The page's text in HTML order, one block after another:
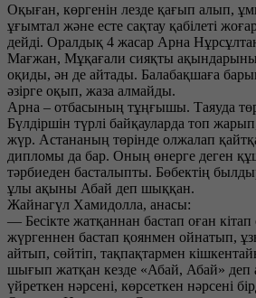
Оқыған, көргенін лезде қағып алып,
ұғымтал және есте сақтау қабілеті
дейді. Оралдық 4 жасар Арна
Мағжан, Мұқағали сияқты
оқиды, ән де айтады. Балабақшаға
әзірге оқып, жаза алмайды.
Арна – отбасының тұңғышы. Таяуда
Бүлдіршін түрлі байқауларда топ
жүр. Астананың төрінде олжалап
дипломы да бар. Оның өнерге деген
тәрбиеден басталыпты. Бөбектің
ұлы ақыны Абай деп шыққан.
Жайнагүл Хамидолла, анасы:
— Бесікте жатқаннан бастап оған
жүргеннен бастап қоянмен ойнатып,
айтып, сөйтіп, тақпақтармен
шығып жатқан кезде «Абай, Абай» деп
үйреткен нәрсені, көрсеткен нәрсені